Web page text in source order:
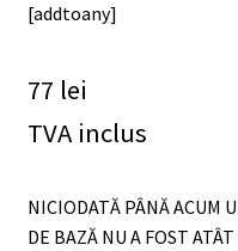
[addtoany]
77 lei
TVA inclus
NICIODATĂ PÂNĂ ACUM
DE BAZĂ NU A FOST